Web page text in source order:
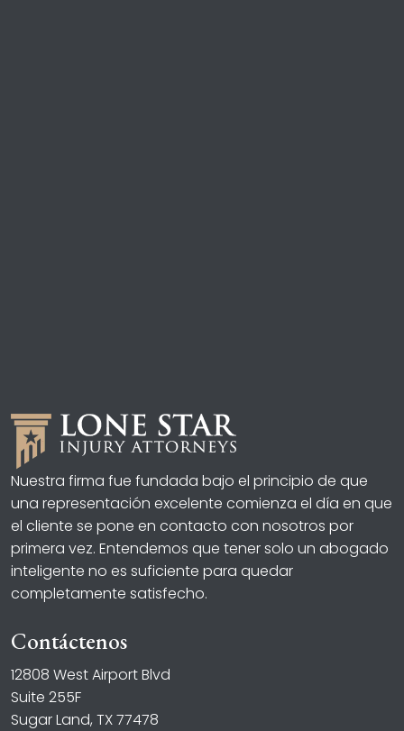
Nuestra firma fue fundada bajo el principio de que
una representación excelente comienza el día en que
el cliente se pone en contacto con nosotros por
primera vez. Entendemos que tener solo un abogado
inteligente no es suficiente para quedar
completamente satisfecho.
Contáctenos
12808 West Airport Blvd
Suite 255F
Sugar Land, TX 77478